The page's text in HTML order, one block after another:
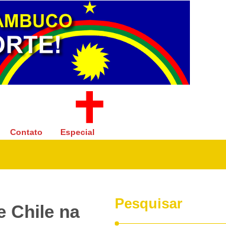
Contato Especial
Chile na
Pesquisar